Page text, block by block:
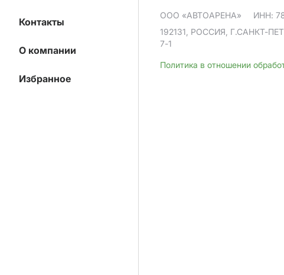
Контакты
О компании
Избранное
ООО «АВТОАРЕНА» ИНН:
192131, РОССИЯ, Г.САНКТ-
7-1
Политика в отношении